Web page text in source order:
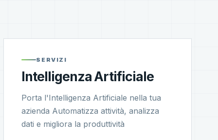
SERVIZI
Intelligenza Artificiale
Porta l'Intelligenza Artificiale nella tua
azienda Automatizza attività, analizza
dati e migliora la produttività